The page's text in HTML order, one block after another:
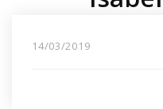
14/03/2019